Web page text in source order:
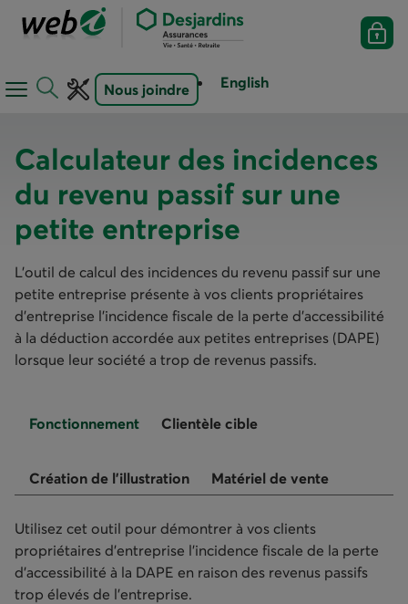
Ouvrir
de
navigation
Ouvrir
barre
d'outils
Nous joindre English
Calculateur des incidences
du revenu passif sur une
petite entreprise
L’outil de calcul des incidences du revenu passif sur une
petite entreprise présente à vos clients propriétaires
d’entreprise l’incidence fiscale de la perte d’accessibilité
à la déduction accordée aux petites entreprises (DAPE)
lorsque leur société a trop de revenus passifs.
Fonctionnement Clientèle cible
Création de l'illustration Matériel de vente
Utilisez cet outil pour démontrer à vos clients
propriétaires d’entreprise l’incidence fiscale de la perte
d’accessibilité à la DAPE en raison des revenus passifs
trop élevés de l’entreprise.